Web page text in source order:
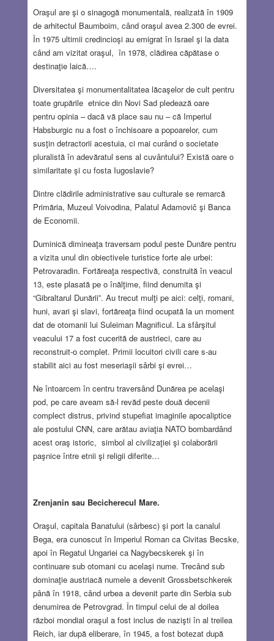
Oraşul are şi o sinagogă monumentală, realizată în 1909
de arhitectul Baumboim, când oraşul avea 2.300 de evrei.
În 1975 ultimii credincioşi au emigrat în Israel şi la data
când am vizitat oraşul, în 1978, clădirea căpătase o
destinaţie laică….
Diversitatea şi monumentalitatea lăcaşelor de cult pentru
toate grupările etnice din Novi Sad pledează oare
pentru opinia – dacă vă place sau nu – că Imperiul
Habsburgic nu a fost o închisoare a popoarelor, cum
susţin detractorii acestuia, ci mai curând o societate
pluralistă în adevăratul sens al cuvântului? Există oare o
similaritate şi cu fosta Iugoslavie?
Dintre clădirile administrative sau culturale se remarcă
Primăria, Muzeul Voivodina, Palatul Adamovič şi Banca
de Economii.
Duminică dimineaţa traversam podul peste Dunăre pentru
a vizita unul din obiectivele turistice forte ale urbei:
Petrovaradin. Fortăreaţa respectivă, construită în veacul
13, este plasată pe o înălţime, fiind denumita şi
“Gibraltarul Dunării”. Au trecut mulţi pe aici: celţi, romani,
huni, avari şi slavi, fortăreaţa fiind ocupată la un moment
dat de otomanii lui Suleiman Magnificul. La sfârşitul
veacului 17 a fost cucerită de austrieci, care au
reconstruit-o complet. Primii locuitori civili care s-au
stabilit aici au fost meseriaşii sârbi şi evrei…
Ne întoarcem în centru traversând Dunărea pe acelaşi
pod, pe care aveam să-l revăd peste două decenii
complect distrus, privind stupefiat imaginile apocaliptice
ale postului CNN, care arătau aviaţia NATO bombardând
acest oraş istoric, simbol al civilizaţiei şi colaborării
paşnice între etnii şi religii diferite…
Zrenjanin sau Becicherecul Mare.
Oraşul, capitala Banatului (sârbesc) şi port la canalul
Bega, era cunoscut în Imperiul Roman ca Civitas Becske,
apoi în Regatul Ungariei ca Nagybecskerek şi în
continuare sub otomani cu acelaşi nume. Trecând sub
dominaţie austriacă numele a devenit Grossbetschkerek
până în 1918, când urbea a devenit parte din Serbia sub
denumirea de Petrovgrad. În timpul celui de al doilea
război mondial oraşul a fost inclus de nazişti în al treilea
Reich, iar după eliberare, în 1945, a fost botezat după